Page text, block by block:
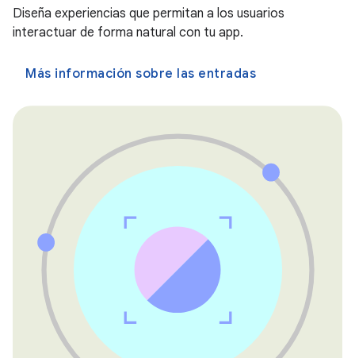
Diseña experiencias que permitan a los usuarios
interactuar de forma natural con tu app.
Más información sobre las entradas